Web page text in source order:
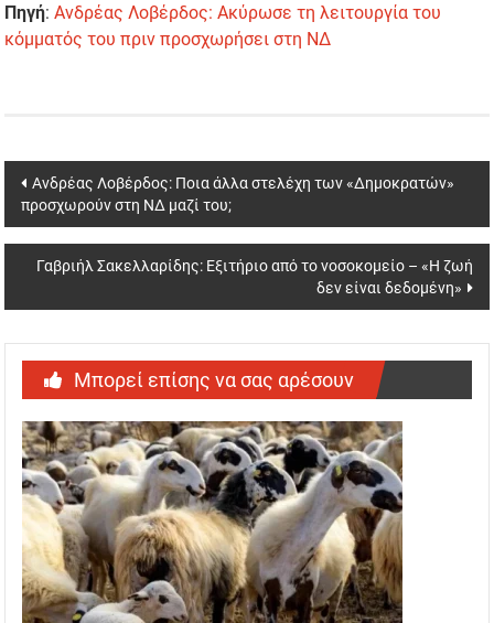
Πηγή:Ανδρέας Λοβέρδος: Ακύρωσε τη λειτουργία του
κόμματός του πριν προσχωρήσει στη ΝΔ
Post
navigation
Ανδρέας Λοβέρδος: Ποια άλλα στελέχη των «Δημοκρατών»
προσχωρούν στη ΝΔ μαζί του;
Γαβριήλ Σακελλαρίδης: Εξιτήριο από το νοσοκομείο – «Η ζωή
δεν είναι δεδομένη»
Μπορεί επίσης να σας αρέσουν